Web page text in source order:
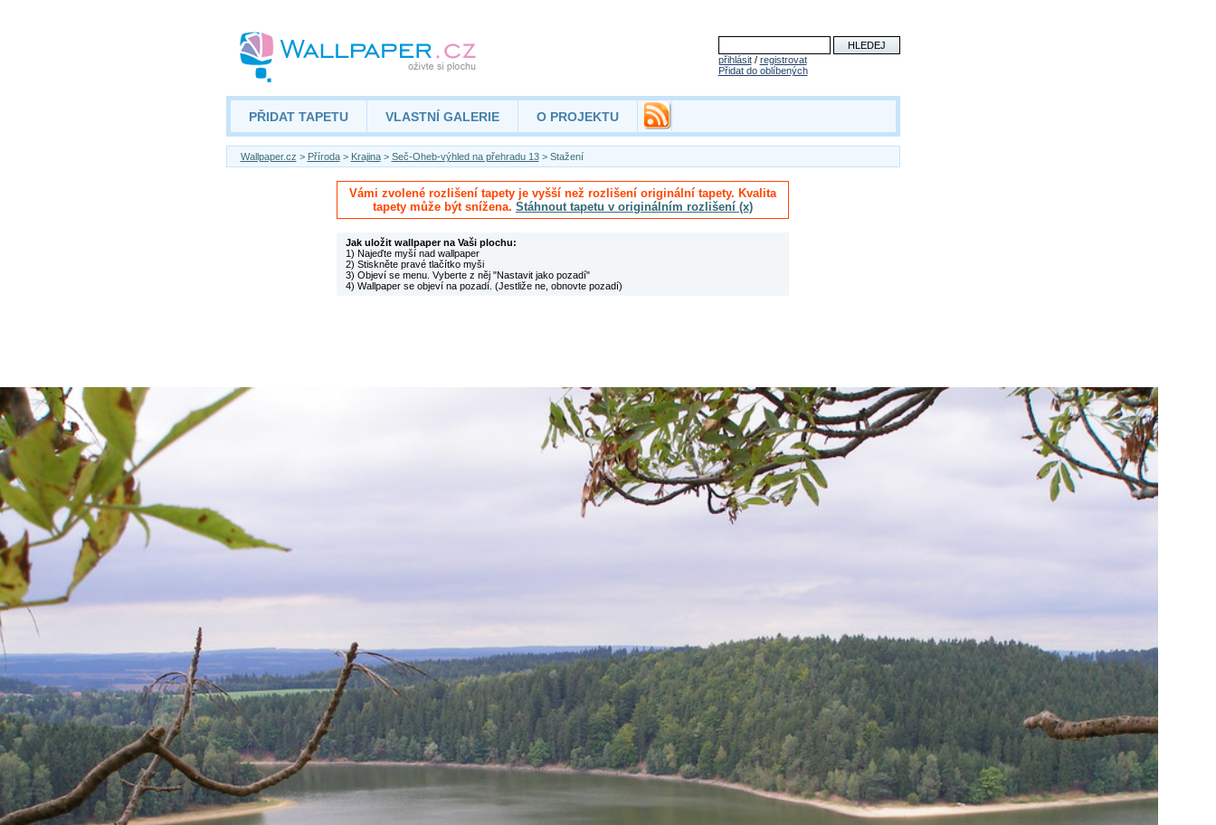
přihlásit/ registrovat
Přidat do oblíbených
PŘIDAT TAPETU VLASTNÍ GALERIE O PROJEKTU
Wallpaper.cz > Příroda> Krajina> Seč-Oheb-výhled na přehradu 13> Stažení
Vámi zvolené rozlišení tapety je vyšší než rozlišení originální tapety. Kvalita
tapety může být snížena. Stáhnout tapetu v originálním rozlišení (x)
Jak uložit wallpaper na Vaši plochu:
1) Najeďte myší nad wallpaper
2) Stiskněte pravé tlačítko myši
3) Objeví se menu. Vyberte z něj "Nastavit jako pozadí"
4) Wallpaper se objeví na pozadí. (Jestliže ne, obnovte pozadí)